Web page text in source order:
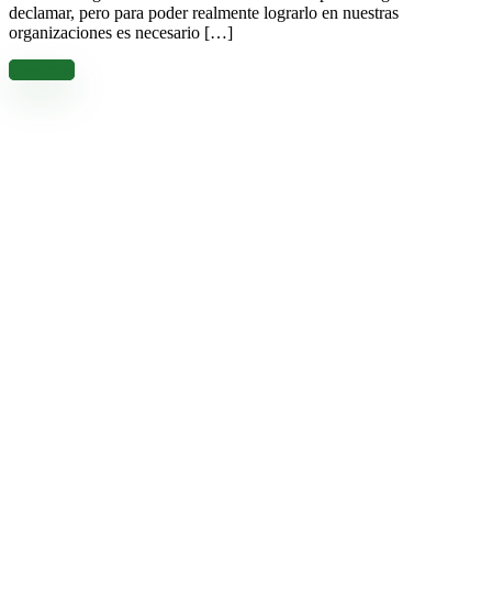
declamar, pero para poder realmente lograrlo en nuestras
organizaciones es necesario […]